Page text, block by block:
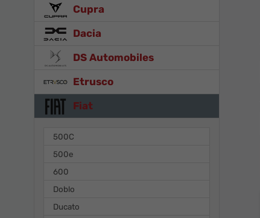
Cupra
Dacia
DS Automobiles
Etrusco
Fiat
500C
500e
600
Doblo
Ducato